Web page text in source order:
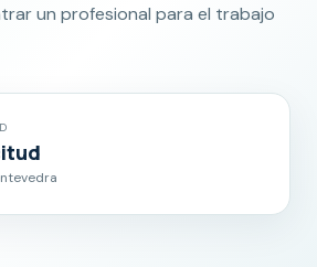
un profesional para el trabajo